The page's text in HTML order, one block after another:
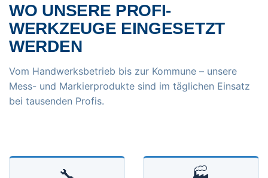
WO UNSERE PROFI-
WERKZEUGE EINGESETZT
WERDEN
Vom Handwerksbetrieb bis zur Kommune – unsere
Mess- und Markierprodukte sind im täglichen Einsatz
bei tausenden Profis.